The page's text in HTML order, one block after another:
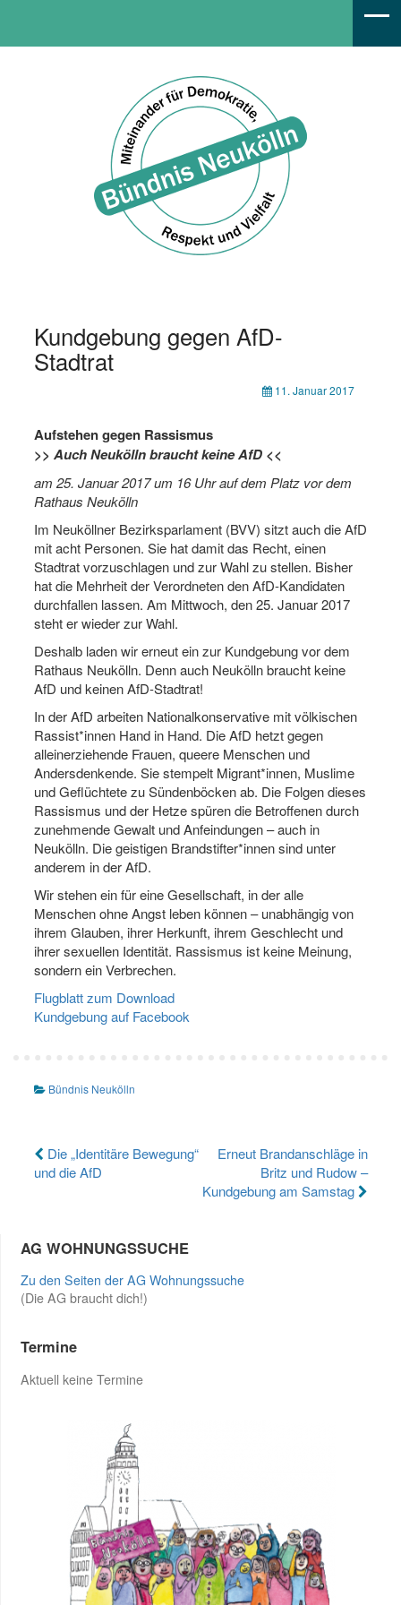
Kundgebung gegen AfD-
Stadtrat
11. Januar 2017
Aufstehen gegen Rassismus
>> Auch Neukölln braucht keine AfD <<
am 25. Januar 2017 um 16 Uhr auf dem Platz vor dem
Rathaus Neukölln
Im Neuköllner Bezirksparlament (BVV) sitzt auch die AfD
mit acht Personen. Sie hat damit das Recht, einen
Stadtrat vorzuschlagen und zur Wahl zu stellen. Bisher
hat die Mehrheit der Verordneten den AfD-Kandidaten
durchfallen lassen. Am Mittwoch, den 25. Januar 2017
steht er wieder zur Wahl.
Deshalb laden wir erneut ein zur Kundgebung vor dem
Rathaus Neukölln. Denn auch Neukölln braucht keine
AfD und keinen AfD-Stadtrat!
In der AfD arbeiten Nationalkonservative mit völkischen
Rassist*innen Hand in Hand. Die AfD hetzt gegen
alleinerziehende Frauen, queere Menschen und
Andersdenkende. Sie stempelt Migrant*innen, Muslime
und Geflüchtete zu Sündenböcken ab. Die Folgen dieses
Rassismus und der Hetze spüren die Betroffenen durch
zunehmende Gewalt und Anfeindungen – auch in
Neukölln. Die geistigen Brandstifter*innen sind unter
anderem in der AfD.
Wir stehen ein für eine Gesellschaft, in der alle
Menschen ohne Angst leben können – unabhängig von
ihrem Glauben, ihrer Herkunft, ihrem Geschlecht und
ihrer sexuellen Identität. Rassismus ist keine Meinung,
sondern ein Verbrechen.
Flugblatt zum Download
Kundgebung auf Facebook
Bündnis Neukölln
Beitragsnavigation
Die „Identitäre Bewegung“
und die AfD
Erneut Brandanschläge in
Britz und Rudow –
Kundgebung am Samstag
AG WOHNUNGSSUCHE
Zu den Seiten der AG Wohnungssuche
(Die AG braucht dich!)
Termine
Aktuell keine Termine